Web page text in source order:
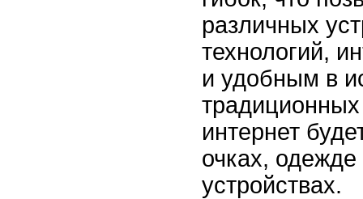
различных
технологий,
и удобным в
интернет
очках,
устройствах.